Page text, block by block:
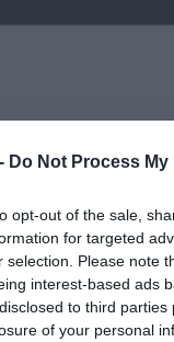
Do Not Process
opt-out of the sale,
for targeted
selection. Please note
interest-based ads
to third
of your personal
Quest
μετά
μείον
ανήλθαν